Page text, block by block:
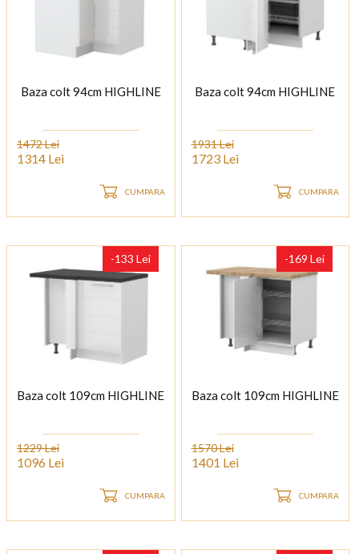
Baza colt 94cm HIGHLINE
1472 Lei
1314 Lei
CUMPARA
Baza colt 94cm HIGHLINE
1931 Lei
1723 Lei
CUMPARA
-133 Lei
Baza colt 109cm HIGHLINE
1229 Lei
1096 Lei
CUMPARA
-169 Lei
Baza colt 109cm HIGHLINE
1570 Lei
1401 Lei
CUMPARA